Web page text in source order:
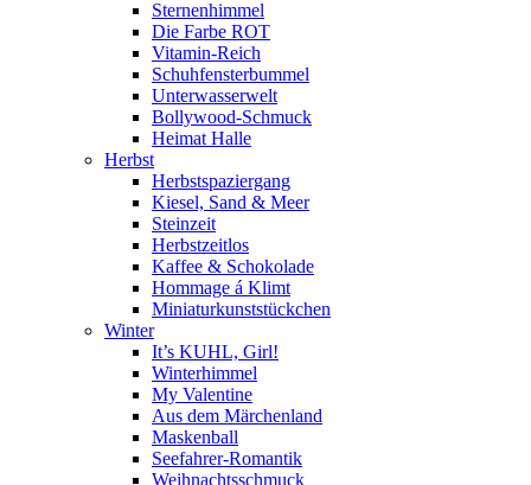
Sternenhimmel
Die Farbe ROT
Vitamin-Reich
Schuhfensterbummel
Unterwasserwelt
Bollywood-Schmuck
Heimat Halle
Herbst
Herbstspaziergang
Kiesel, Sand & Meer
Steinzeit
Herbstzeitlos
Kaffee & Schokolade
Hommage á Klimt
Miniaturkunststückchen
Winter
It’s KUHL, Girl!
Winterhimmel
My Valentine
Aus dem Märchenland
Maskenball
Seefahrer-Romantik
Weihnachtsschmuck